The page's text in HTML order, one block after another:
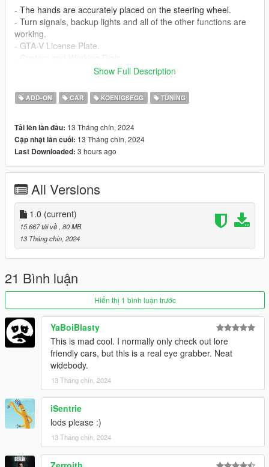
- The hands are accurately placed on the steering wheel.
- Turn signals, backup lights and all of the other functions are
working.
- GTA-V License Plate.
- HQ Exterior.
- Breakable Windows.
- Extra: No extra.
Bugs: -
Installation instructions:
1. Put the "tw_kar18" folder in mods\update\x64\dlcpacks
2. Add this line -> dlcpacks:\tw_kar18\ to the dlclist.xml
(mods\update\update.rpf\common\data)
Spawn name: tw_kar18
Paints
2 : Lights,Bads
3 :
4 : Wheels
5 : Caliper
6 : Interior
Poly - 318,003
Verts - 238,371
Credits:
Photo: HexR
3D Model: RM
Show Full Description
ADD-ON CAR KOENIGSEGG TUNING
Tải lên lần đầu: 13 Tháng chín, 2024
Cập nhật lần cuối: 13 Tháng chín, 2024
Last Downloaded: 3 hours ago
All Versions
1.0 (current)
15.667 tải về , 80 MB
13 Tháng chín, 2024
21 Bình luận
Hiển thị 1 bình luận trước
YaBoiBlasty
This is mad cool. I normally only check out lore
friendly cars, but this is a real eye grabber. Neat
widebody.
13 Tháng chín, 2024
iSentrie
lods please :)
13 Tháng chín, 2024